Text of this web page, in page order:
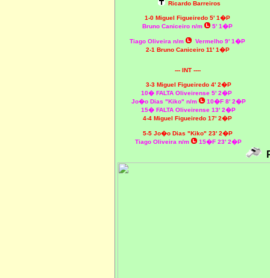
Ricardo Barreiros
1-0 Miguel Figueiredo 5' 1�P
Bruno Caniceiro n/m
5' 1�P
Tiago Oliveira n/m
Vermelho 9' 1�P
2-1 Bruno Caniceiro 11' 1�P
--- INT ----
3-3 Miguel Figueiredo 4' 2�P
10� FALTA Oliveirense 5' 2�P
Jo�o Dias "Kiko" n/m
10�F 8' 2�P
15� FALTA Oliveirense 13' 2�P
4-4 Miguel Figueiredo 17' 2�P
5-5 Jo�o Dias "Kiko" 23' 2�P
Tiago Oliveira n/m
15�F 23' 2�P